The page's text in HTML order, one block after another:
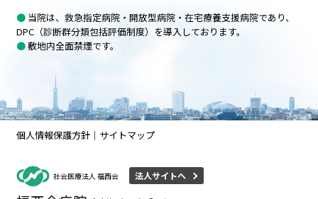
● 当院は、救急指定病院・開放型病院・在宅療養支援病院であり、
DPC（診断群分類包括評価制度）を導入しております。
●敷地内全面禁煙です。
個人情報保護方針 サイトマップ
社会医療法人 福西会 法人サイトへ